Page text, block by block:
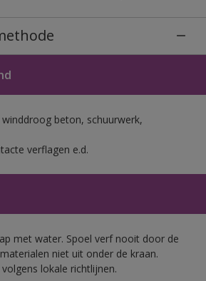
beton, schuurwerk,
verflagen e.d.
met water. Spoel verf nooit door de
niet uit onder de kraan.
lokale richtlijnen.